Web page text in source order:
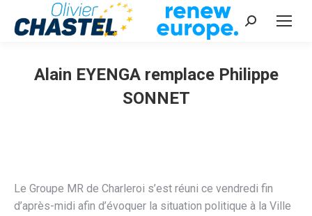
Recherche
Alain EYENGA remplace Philippe
SONNET
Le Groupe MR de Charleroi s’est réuni ce vendredi fin
d’après-midi afin d’évoquer la situation politique à la Ville